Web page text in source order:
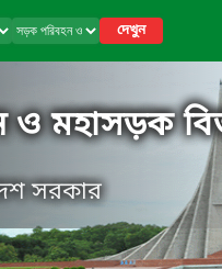
দেখুন
মহাসড়ক
সরকার